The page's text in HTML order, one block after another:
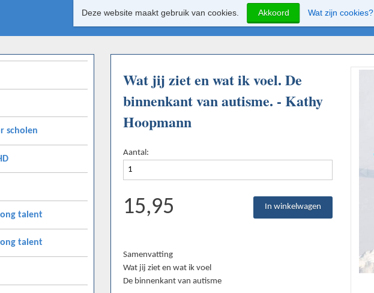
Wat jij ziet en wat ik voel. De
binnenkant van autisme. - Kathy
Hoopmann
Aantal:
15,95
Samenvatting
Wat jij ziet en wat ik voel
De binnenkant van autisme
scholen
talent
talent
Deze website maakt gebruik van cookies. Akkoord Wat zijn cookies?